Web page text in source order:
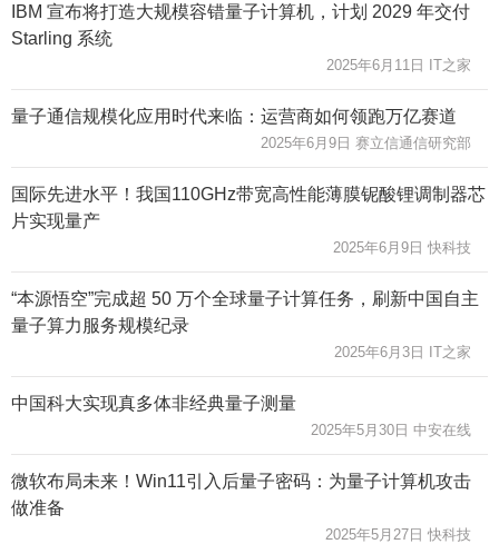
IBM 宣布将打造大规模容错量子计算机，计划 2029 年交付
Starling 系统
2025年6月11日 IT之家
量子通信规模化应用时代来临：运营商如何领跑万亿赛道
2025年6月9日 赛立信通信研究部
国际先进水平！我国110GHz带宽高性能薄膜铌酸锂调制器芯
片实现量产
2025年6月9日 快科技
“本源悟空”完成超 50 万个全球量子计算任务，刷新中国自主
量子算力服务规模纪录
2025年6月3日 IT之家
中国科大实现真多体非经典量子测量
2025年5月30日 中安在线
微软布局未来！Win11引入后量子密码：为量子计算机攻击
做准备
2025年5月27日 快科技